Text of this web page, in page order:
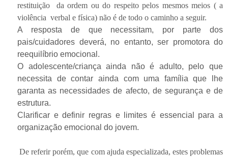
restituição da ordem ou do respeito pelos mesmos meios ( a
violência verbal e física) não é de todo o caminho a seguir.
A resposta de que necessitam, por parte dos
pais/cuidadores deverá, no entanto, ser promotora do
reequilíbrio emocional.
O adolescente/criança ainda não é adulto, pelo que
necessita de contar ainda com uma família que lhe
garanta as necessidades de afecto, de segurança e de
estrutura.
Clarificar e definir regras e limites é essencial para a
organização emocional do jovem.
De referir porém, que com ajuda especializada, estes problemas